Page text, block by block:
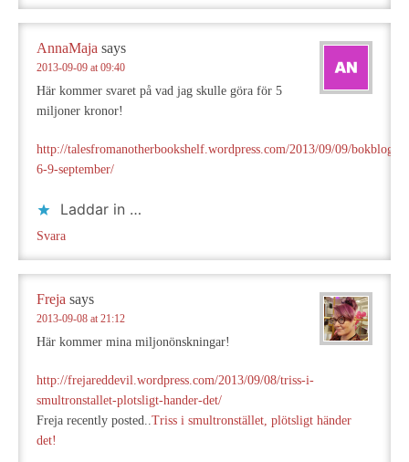
AnnaMaja says
2013-09-09 at 09:40
Här kommer svaret på vad jag skulle göra för 5
miljoner kronor!
http://talesfromanotherbookshelf.wordpress.com/2013/09/09/
6-9-september/
Laddar in …
Svara
Freja says
2013-09-08 at 21:12
Här kommer mina miljonönskningar!
http://frejareddevil.wordpress.com/2013/09/08/triss-i-
smultronstallet-plotsligt-hander-det/
Freja recently posted..Triss i smultronstället, plötsligt händer
det!